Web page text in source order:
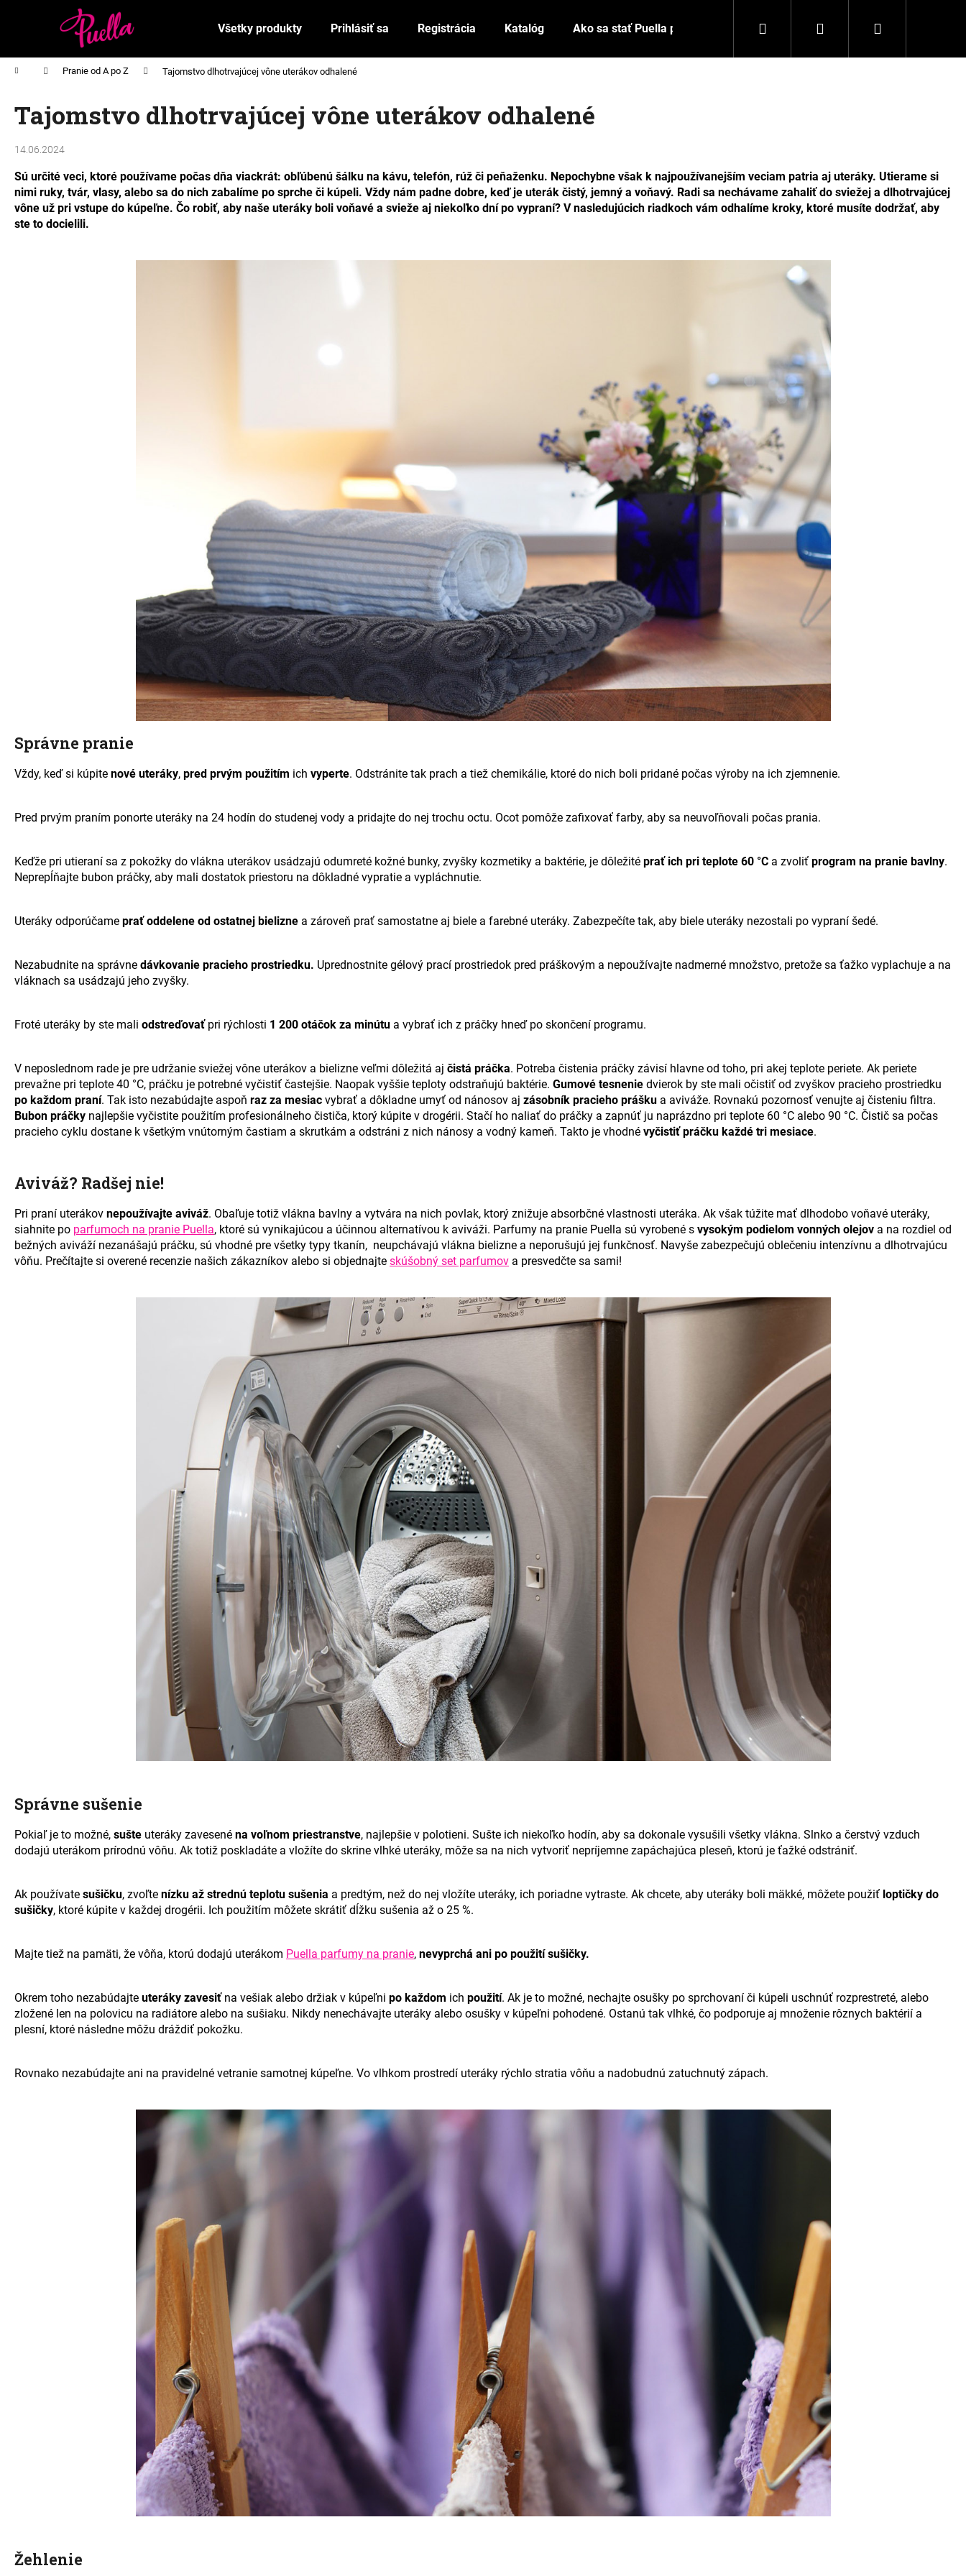
Všetky produkty Prihlásiť sa Registrácia Katalóg Ako sa stať Puella partnerom Hľadať PrihlásenieNákupný
Domov Pranie od A po Z Tajomstvo dlhotrvajúcej vône uterákov odhalené
Tajomstvo dlhotrvajúcej vône uterákov odhalené
14.06.2024
Sú určité veci, ktoré používame počas dňa viackrát: obľúbenú šálku na kávu, telefón, rúž či peňaženku. Nepochybne však k najpoužívanejším veciam patria aj uteráky. Utierame si
nimi ruky, tvár, vlasy, alebo sa do nich zabalíme po sprche či kúpeli. Vždy nám padne dobre, keď je uterák čistý, jemný a voňavý. Radi sa nechávame zahaliť do sviežej a dlhotrvajúcej
vône už pri vstupe do kúpeľne. Čo robiť, aby naše uteráky boli voňavé a svieže aj niekoľko dní po vypraní? V nasledujúcich riadkoch vám odhalíme kroky, ktoré musíte dodržať, aby
ste to docielili.
Správne pranie
Vždy, keď si kúpite nové uteráky, pred prvým použitím ich vyperte. Odstránite tak prach a tiež chemikálie, ktoré do nich boli pridané počas výroby na ich zjemnenie.
Pred prvým praním ponorte uteráky na 24 hodín do studenej vody a pridajte do nej trochu octu. Ocot pomôže zafixovať farby, aby sa neuvoľňovali počas prania.
Keďže pri utieraní sa z pokožky do vlákna uterákov usádzajú odumreté kožné bunky, zvyšky kozmetiky a baktérie, je dôležité prať ich pri teplote 60 °C a zvoliť program na pranie bavlny.
Neprepĺňajte bubon práčky, aby mali dostatok priestoru na dôkladné vypratie a vypláchnutie.
Uteráky odporúčame prať oddelene od ostatnej bielizne a zároveň prať samostatne aj biele a farebné uteráky. Zabezpečíte tak, aby biele uteráky nezostali po vypraní šedé.
Nezabudnite na správne dávkovanie pracieho prostriedku. Uprednostnite gélový prací prostriedok pred práškovým a nepoužívajte nadmerné množstvo, pretože sa ťažko vyplachuje a na
vláknach sa usádzajú jeho zvyšky.
Froté uteráky by ste mali odstreďovaťpri rýchlosti 1 200 otáčok za minútu a vybrať ich z práčky hneď po skončení programu.
V neposlednom rade je pre udržanie sviežej vône uterákov a bielizne veľmi dôležitá aj čistá práčka. Potreba čistenia práčky závisí hlavne od toho, pri akej teplote periete. Ak periete
prevažne pri teplote 40 °C, práčku je potrebné vyčistiť častejšie. Naopak vyššie teploty odstraňujú baktérie. Gumové tesnenie dvierok by ste mali očistiť od zvyškov pracieho prostriedku
po každom praní. Tak isto nezabúdajte aspoň raz za mesiac vybrať a dôkladne umyť od nánosov aj zásobník pracieho prášku a aviváže. Rovnakú pozornosť venujte aj čisteniu filtra.
Bubon práčky najlepšie vyčistite použitím profesionálneho čističa, ktorý kúpite v drogérii. Stačí ho naliať do práčky a zapnúť ju naprázdno pri teplote 60 °C alebo 90 °C. Čistič sa počas
pracieho cyklu dostane k všetkým vnútorným častiam a skrutkám a odstráni z nich nánosy a vodný kameň. Takto je vhodné vyčistiť práčku každé tri mesiace.
Aviváž? Radšej nie!
Pri praní uterákov nepoužívajte aviváž. Obaľuje totiž vlákna bavlny a vytvára na nich povlak, ktorý znižuje absorbčné vlastnosti uteráka. Ak však túžite mať dlhodobo voňavé uteráky,
siahnite po parfumoch na pranie Puella, ktoré sú vynikajúcou a účinnou alternatívou k aviváži. Parfumy na pranie Puella sú vyrobené s vysokým podielom vonných olejov a na rozdiel od
bežných aviváží nezanášajú práčku, sú vhodné pre všetky typy tkanín, neupchávajú vlákna bielizne a neporušujú jej funkčnosť. Navyše zabezpečujú oblečeniu intenzívnu a dlhotrvajúcu
vôňu. Prečítajte si overené recenzie našich zákazníkov alebo si objednajte skúšobný set parfumov a presvedčte sa sami!
Správne sušenie
Pokiaľ je to možné, sušte uteráky zavesené na voľnom priestranstve, najlepšie v polotieni. Sušte ich niekoľko hodín, aby sa dokonale vysušili všetky vlákna. Slnko a čerstvý vzduch
dodajú uterákom prírodnú vôňu. Ak totiž poskladáte a vložíte do skrine vlhké uteráky, môže sa na nich vytvoriť nepríjemne zapáchajúca pleseň, ktorú je ťažké odstrániť.
Ak používate sušičku, zvoľte nízku až strednú teplotu sušenia a predtým, než do nej vložíte uteráky, ich poriadne vytraste. Ak chcete, aby uteráky boli mäkké, môžete použiť loptičky do
sušičky, ktoré kúpite v každej drogérii. Ich použitím môžete skrátiť dĺžku sušenia až o 25 %.
Majte tiež na pamäti, že vôňa, ktorú dodajú uterákom Puella parfumy na pranie, nevyprchá ani po použití sušičky.
Okrem toho nezabúdajte uteráky zavesiťna vešiak alebo držiak v kúpeľni po každom ich použití. Ak je to možné, nechajte osušky po sprchovaní či kúpeli uschnúť rozprestreté, alebo
zložené len na polovicu na radiátore alebo na sušiaku. Nikdy nenechávajte uteráky alebo osušky v kúpeľni pohodené. Ostanú tak vlhké, čo podporuje aj množenie rôznych baktérií a
plesní, ktoré následne môžu dráždiť pokožku.
Rovnako nezabúdajte ani na pravidelné vetranie samotnej kúpeľne. Vo vlhkom prostredí uteráky rýchlo stratia vôňu a nadobudnú zatuchnutý zápach.
Žehlenie
í
Späť
do
Späť
do
Čo potrebujete nájsť?
Odporúčame